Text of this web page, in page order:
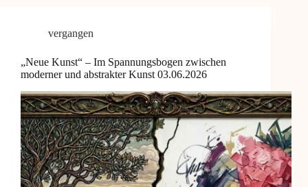
vergangen
„Neue Kunst“ – Im Spannungsbogen zwischen
moderner und abstrakter Kunst 03.06.2026